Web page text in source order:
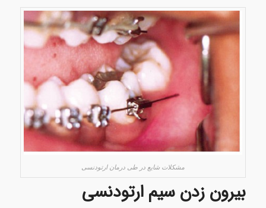
مشکلات شایع در طی درمان ارتودنسی
بیرون زدن سیم ارتودنسی